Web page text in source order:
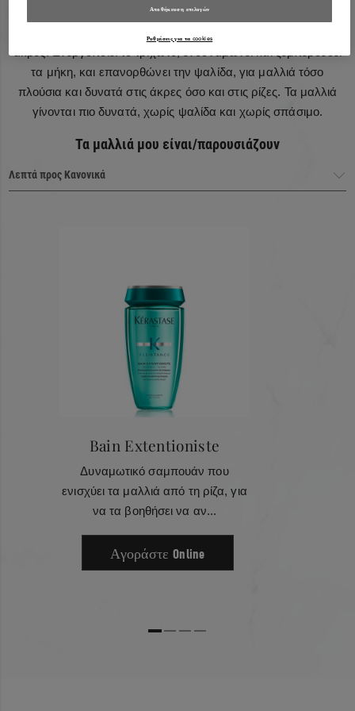
Κύρια συστατικά
Creatine R είναι ένα αποκλειστικό σύμπλοκο που
αποτελείται από Κρεατίνη+Ceramide: ένα αμινοξύ που
ενισχύει την εσωτερική δομή της τρίχας + λιπίδια που
που διεισδύουν για να ενισχύσουν το περιτρίχιο και να το
θωρακίσουν καλύπτοντάς το ομοιόμορφα από τη ρίζα ως
Πλήρης κατάλογος συστατικών
Aqua / Water • Cetearyl Alcohol • Propylene Glycol • Maleic
Acid • Ethanolamine • Behentrimonium Methosulfate •
Phenoxyethanol • Hydroxyethylcellulose • Quaternium-91 •
Polyquaternium-37 • Benzoicacid • Paraffinum Liquidum /
Mineral Oil • Cetrimonium Chloride • Cetrimonium
Methosulfate • Amyl Cinnamal • Hexyl Cinnamal • Benzyl
Alcohol • Ppg-1 Trideceth-6 • Linalool • Hydroxycitronellal •
Acrylates Copolymer • Citronellol • Limonene • Creatine • 2-
Oleamido-1,3-Octadecanediol • Benzyl Cinnamate • Sorbitan
τα μήκη, και επανορθώνει την ψαλίδα, για μαλλιά τόσο
πλούσια και δυνατά στις άκρες όσο και στις ρίζες. Τα μαλλιά
γίνονται πιο δυνατά, χωρίς ψαλίδα και χωρίς σπάσιμο.
Τα μαλλιά μου είναι/παρουσιάζουν
1
Bain Extentioniste
Δυναμωτικό σαμπουάν που
ενισχύει τα μαλλιά από τη ρίζα, για
να τα βοηθήσει να αν...
Αγοράστε Online
Αποθήκευση επιλογών
Ρυθμίσεις για τα cookies